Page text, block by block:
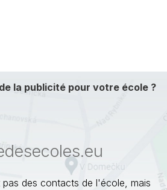
la publicité pour votre école ?
des contacts de l'école, mais